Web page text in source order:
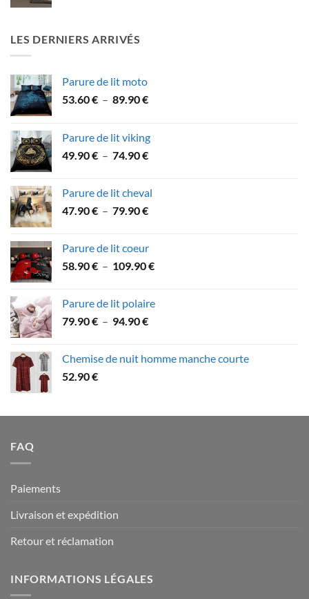
LES DERNIERS ARRIVÉS
Parure de lit moto
53.60€ – 89.90€Plage
53.60 €
à
Parure de lit viking
49.90€ – 74.90€Plage
49.90 €
à
Parure de lit cheval
47.90€ – 79.90€Plage
à
Parure de lit coeur
58.90€ – 109.90€Plage
58.90 €
Parure de lit polaire
79.90€ – 94.90€Plage
79.90 €
Chemise de nuit homme manche courte
52.90€
FAQ
Paiements
Livraison et expédition
Retour et réclamation
INFORMATIONS LÉGALES